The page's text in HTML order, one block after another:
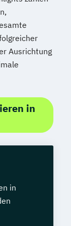
First
Ausrichtung
in
in